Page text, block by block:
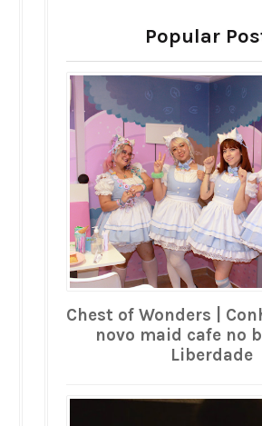
Popular
Chest of Wonders |
novo maid cafe no
Liberdade